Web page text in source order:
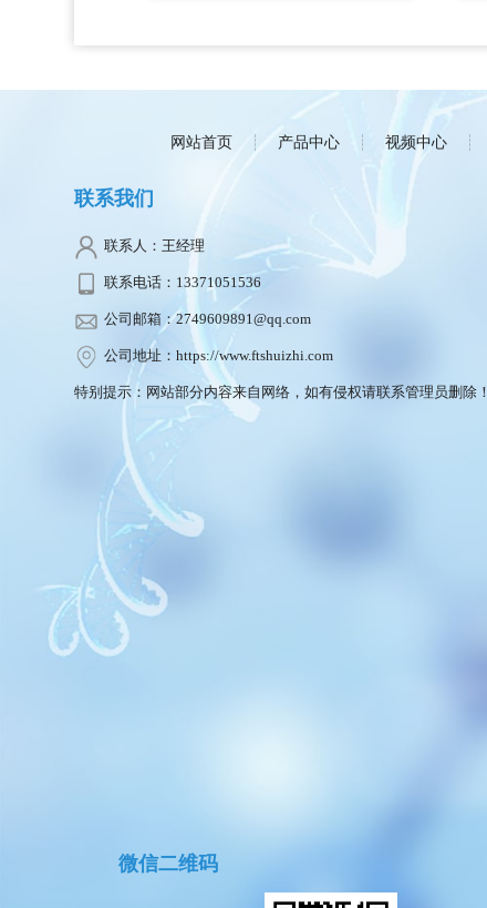
网站首页 产品中心 视频中心
联系我们
联系人：王经理
联系电话：13371051536
公司邮箱：2749609891@qq.com
公司地址：https://www.ftshuizhi.com
特别提示：网站部分内容来自网络，如有侵权请联系管理员删除！
微信二维码